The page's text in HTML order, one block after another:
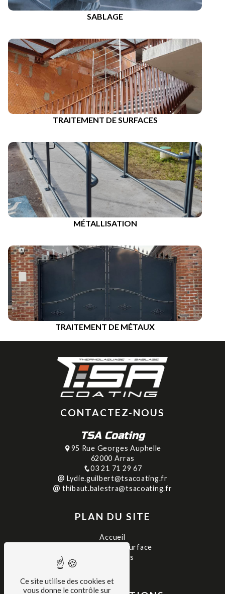
SABLAGE
TRAITEMENT DE SURFACES
MÉTALLISATION
TRAITEMENT DE MÉTAUX
CONTACTEZ-NOUS
TSA Coating
95 Rue Georges Auphelle
62000 Arras
03 21 71 29 67
Lydie.guilbert@tsacoating.fr
thibaut.balestra@tsacoating.fr
PLAN DU SITE
Accueil
Traitement de surface
Réalisations
Ce site utilise des cookies et
vous donne le contrôle sur